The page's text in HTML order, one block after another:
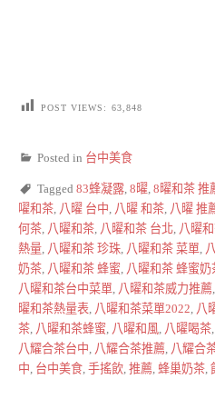
POST VIEWS: 63,848
Posted in 台中美食
Tagged 83蜂凝露, 8曜, 8曜和茶 推
嚁和茶, 八曜 台中, 八曜 和茶, 八曜 推
何茶, 八曜和茶, 八曜和茶 台北, 八曜
熱量, 八曜和茶 珍珠, 八曜和茶 菜單,
奶茶, 八曜和茶 蜂蜜, 八曜和茶 蜂蜜奶
八曜和茶台中菜單, 八曜和茶威力推薦,
曜和茶熱量表, 八曜和茶菜單2022, 八
茶, 八曜和茶蜂蜜, 八曜和風, 八曜喝茶,
八耀合茶台中, 八耀合茶推薦, 八耀合
中, 台中美食, 手搖飲, 推薦, 蜂巢奶茶,